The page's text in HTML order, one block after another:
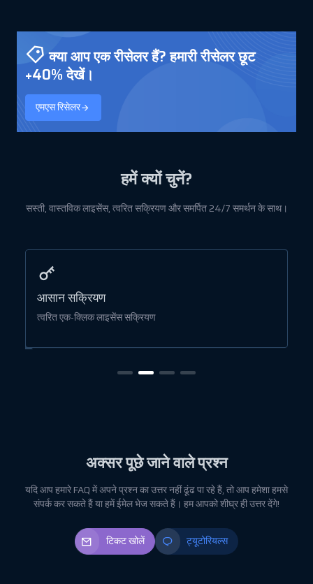
क्या आप एक रीसेलर हैं? हमारी रीसेलर छूट
+40% देखें।
एमएस रिसेलर
हमें क्यों चुनें?
सस्ती, वास्तविक लाइसेंस, त्वरित सक्रियण और समर्पित 24/7 समर्थन के साथ।
आसान सक्रियण
त्वरित एक-क्लिक लाइसेंस सक्रियण
अक्सर पूछे जाने वाले प्रश्न
यदि आप हमारे FAQ में अपने प्रश्न का उत्तर नहीं ढूंढ पा रहे हैं, तो आप हमेशा हमसे
संपर्क कर सकते हैं या हमें ईमेल भेज सकते हैं। हम आपको शीघ्र ही उत्तर देंगे!
टिकट खोलें ट्यूटोरियल्स